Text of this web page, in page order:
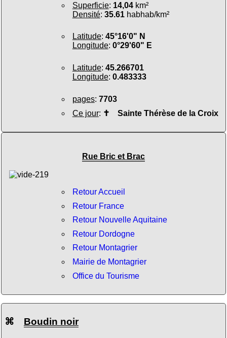
Superficie: 14,04km²
Densité: 35.61habhab/km²
Latitude: 45°16'0" N
Longitude: 0°29'60" E
Latitude: 45.266701
Longitude: 0.483333
pages: 7703
Ce jour: ✝ Sainte Thérèse de la Croix
Rue Bric et Brac
Retour Accueil
Retour France
Retour Nouvelle Aquitaine
Retour Dordogne
Retour Montagrier
Mairie de Montagrier
Office du Tourisme
⌘ Boudin noir